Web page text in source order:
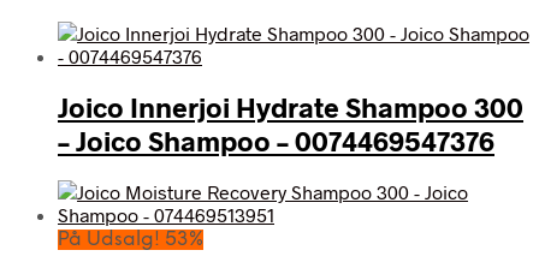
Joico Innerjoi Hydrate Shampoo 300
– Joico Shampoo – 0074469547376
På Udsalg! 53%